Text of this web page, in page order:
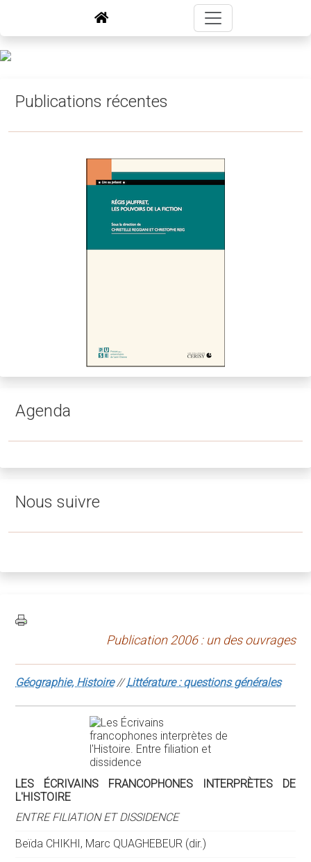
Publication 2006 : un des ouvrages
Géographie, Histoire//Littérature : questions générales
LES ÉCRIVAINS FRANCOPHONES INTERPRÈTES DE
L'HISTOIRE
ENTRE FILIATION ET DISSIDENCE
Beïda CHIKHI, Marc QUAGHEBEUR (dir.)
Publications récentes
Agenda
Nous suivre